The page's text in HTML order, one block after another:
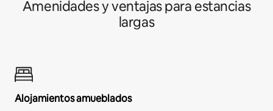
Amenidades y ventajas para estancias
largas
Alojamientos amueblados